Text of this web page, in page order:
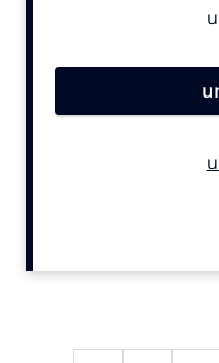
Contentmarketing
Effectiviteit